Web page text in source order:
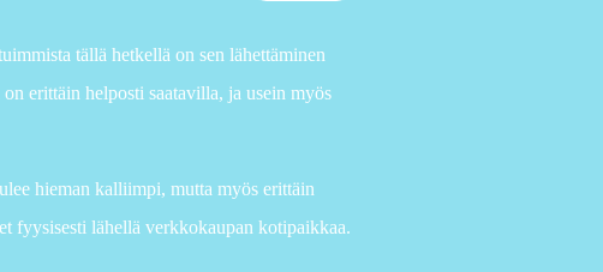
tällä hetkellä on sen lähettäminen
erittäin helposti saatavilla, ja usein myös
hieman kalliimpi, mutta myös erittäin
fyysisesti lähellä verkkokaupan kotipaikkaa.